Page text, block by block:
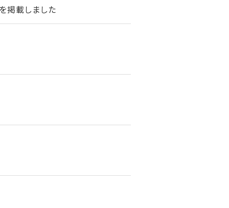
掲載しました